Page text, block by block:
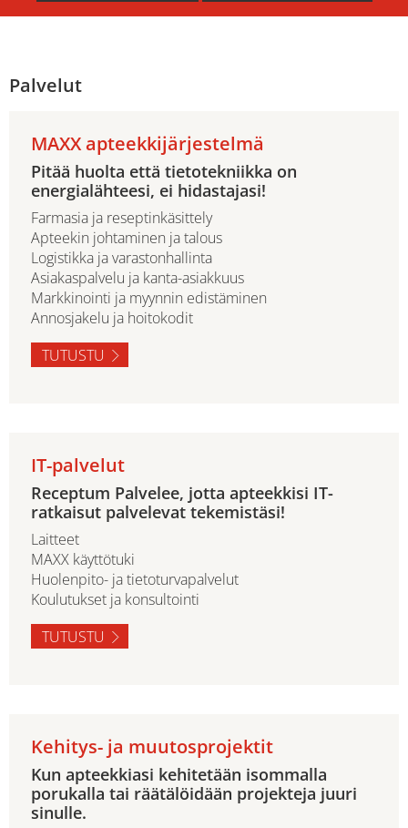
Palvelut
MAXX apteekkijärjestelmä
Pitää huolta että tietotekniikka on
energialähteesi, ei hidastajasi!
Farmasia ja reseptinkäsittely
Apteekin johtaminen ja talous
Logistikka ja varastonhallinta
Asiakaspalvelu ja kanta-asiakkuus
Markkinointi ja myynnin edistäminen
Annosjakelu ja hoitokodit
TUTUSTU
IT-palvelut
Receptum Palvelee, jotta apteekkisi IT-
ratkaisut palvelevat tekemistäsi!
Laitteet
MAXX käyttötuki
Huolenpito- ja tietoturvapalvelut
Koulutukset ja konsultointi
TUTUSTU
Kehitys- ja muutosprojektit
Kun apteekkiasi kehitetään isommalla
porukalla tai räätälöidään projekteja juuri
sinulle.